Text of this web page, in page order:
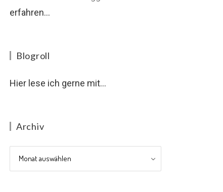
erfahren...
Blogroll
Hier lese ich gerne mit...
Archiv
Archiv